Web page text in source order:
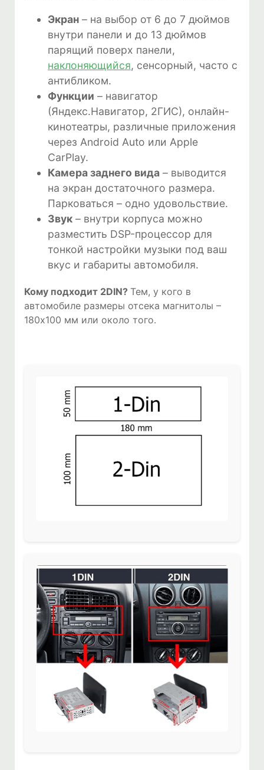
Экран – на выбор от 6 до 7 дюймов
внутри панели и до 13 дюймов
парящий поверх панели,
наклоняющийся, сенсорный, часто с
антибликом.
Функции – навигатор
(Яндекс.Навигатор, 2ГИС), онлайн-
кинотеатры, различные приложения
через Android Auto или Apple
CarPlay.
Камера заднего вида – выводится
на экран достаточного размера.
Парковаться – одно удовольствие.
Звук – внутри корпуса можно
разместить DSP-процессор для
тонкой настройки музыки под ваш
вкус и габариты автомобиля.
Кому подходит 2DIN? Тем, у кого в
автомобиле размеры отсека магнитолы –
180х100 мм или около того.